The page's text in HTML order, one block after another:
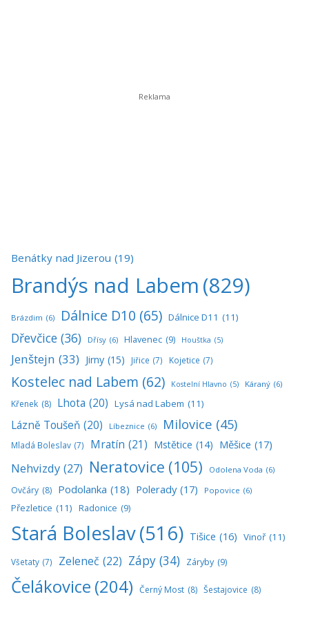
Benátky nad Jizerou (19)
Brandýs nad Labem (829)
Brázdim (6) Dálnice D10 (65) Dálnice D11 (11)
Dřevčice (36) Dřísy (6) Hlavenec (9) Houštka (5)
Jenštejn (33) Jirny (15) Jiřice (7) Kojetice (7)
Kostelec nad Labem (62) Kostelní Hlavno (5) Káraný (6)
Křenek (8) Lhota (20) Lysá nad Labem (11)
Lázně Toušeň (20) Líbeznice (6) Milovice (45)
Mladá Boleslav (7) Mratín (21) Mstětice (14) Měšice (17)
Nehvizdy (27) Neratovice (105) Odolena Voda (6)
Ovčáry (8) Podolanka (18) Polerady (17) Popovice (6)
Přezletice (11) Radonice (9)
Stará Boleslav(516) Tišice (16) Vinoř (11)
Všetaty (7) Zeleneč (22) Zápy (34) Záryby (9)
Čelákovice (204) Černý Most (8) Šestajovice (8)